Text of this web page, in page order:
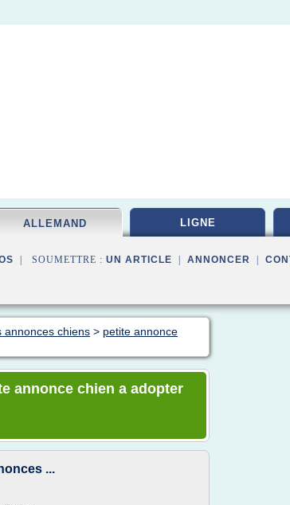
ALLEMAND LIGNE
| SOUMETTRE : UN ARTICLE ANNONCER
annonces chiens > petite annonce
annonce chien a adopter
...